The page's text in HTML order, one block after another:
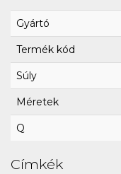
Gyártó
Termék kód
Súly
Méretek
Q
Címkék